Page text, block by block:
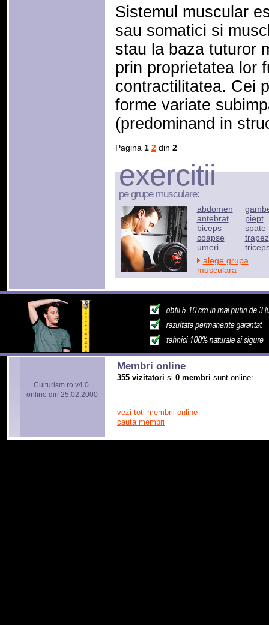
Sistemul muscular
sau somatici si
stau la baza tuturor
prin proprietatea lor
contractilitatea. Cei
forme variate
(predominand in
Pagina 1 2din 2
exercitii
pe grupe musculare:
abdomen
antebrat
biceps
coapse
umeri
piept
spate
trapez
alege grupa
musculara
Culturism.ro v4.0.
online din 25.02.2000
Membri online
355 vizitatori si 0 membri sunt online:
vezi toti membrii online
cauta membri